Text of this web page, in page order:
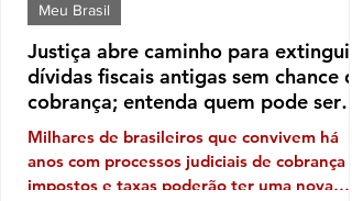
Justiça abre caminho para extinguir
dívidas fiscais antigas sem chance
cobrança; entenda quem pode ser
beneficiado
Milhares de brasileiros que convivem há
anos com processos judiciais de cobrança
impostos e taxas poderão ter uma nova
Meu Brasil